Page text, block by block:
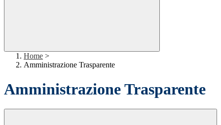
Home >
Amministrazione Trasparente
Amministrazione Trasparente